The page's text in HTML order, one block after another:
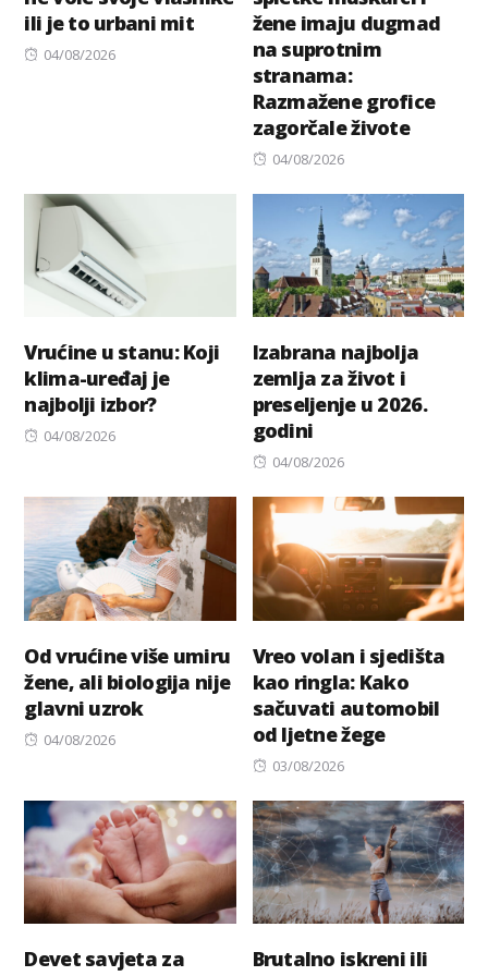
ili je to urbani mit
Posted
04/08/2026
žene imaju dugmad
na suprotnim
stranama:
Razmažene grofice
zagorčale živote
Posted
04/08/2026
Vrućine u stanu: Koji
klima-uređaj je
najbolji izbor?
Posted
04/08/2026
Izabrana najbolja
zemlja za život i
preseljenje u 2026.
godini
Posted
04/08/2026
Od vrućine više umiru
žene, ali biologija nije
glavni uzrok
Posted
04/08/2026
Vreo volan i sjedišta
kao ringla: Kako
sačuvati automobil
od ljetne žege
Posted
03/08/2026
Devet savjeta za
Brutalno iskreni ili